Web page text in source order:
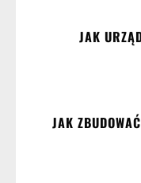
JAK
JAK